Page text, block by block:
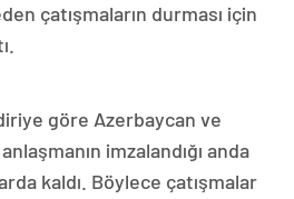
çatışmaların durması için
göre Azerbaycan ve
imzalandığı anda
kaldı. Böylece çatışmalar